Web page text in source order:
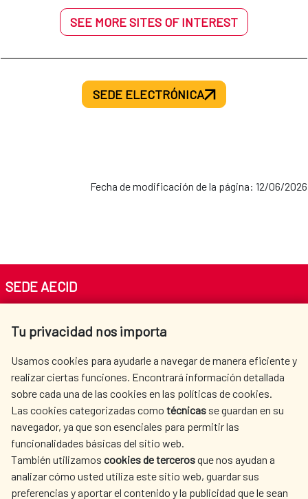
SEE MORE SITES OF INTEREST
SEDE ELECTRÓNICA
Fecha de modificación de la página: 12/06/2026
Tu privacidad nos importa
Usamos cookies para ayudarle a navegar de manera eficiente y
realizar ciertas funciones. Encontrará información detallada
sobre cada una de las cookies en las políticas de cookies.
Las cookies categorizadas como técnicas se guardan en su
navegador, ya que son esenciales para permitir las
funcionalidades básicas del sitio web.
También utilizamos cookies de tercerosque nos ayudan a
analizar cómo usted utiliza este sitio web, guardar sus
preferencias y aportar el contenido y la publicidad que le sean
SEDE AECID
Tel. +34 900 20 30 54​​​​​​​
AECID
WHERE DO WE COOPERATE?
SPANISH HUMANITARIAN
ACTION
PRESS ROOM
CULTURE AND SCIENCE LIBRARY